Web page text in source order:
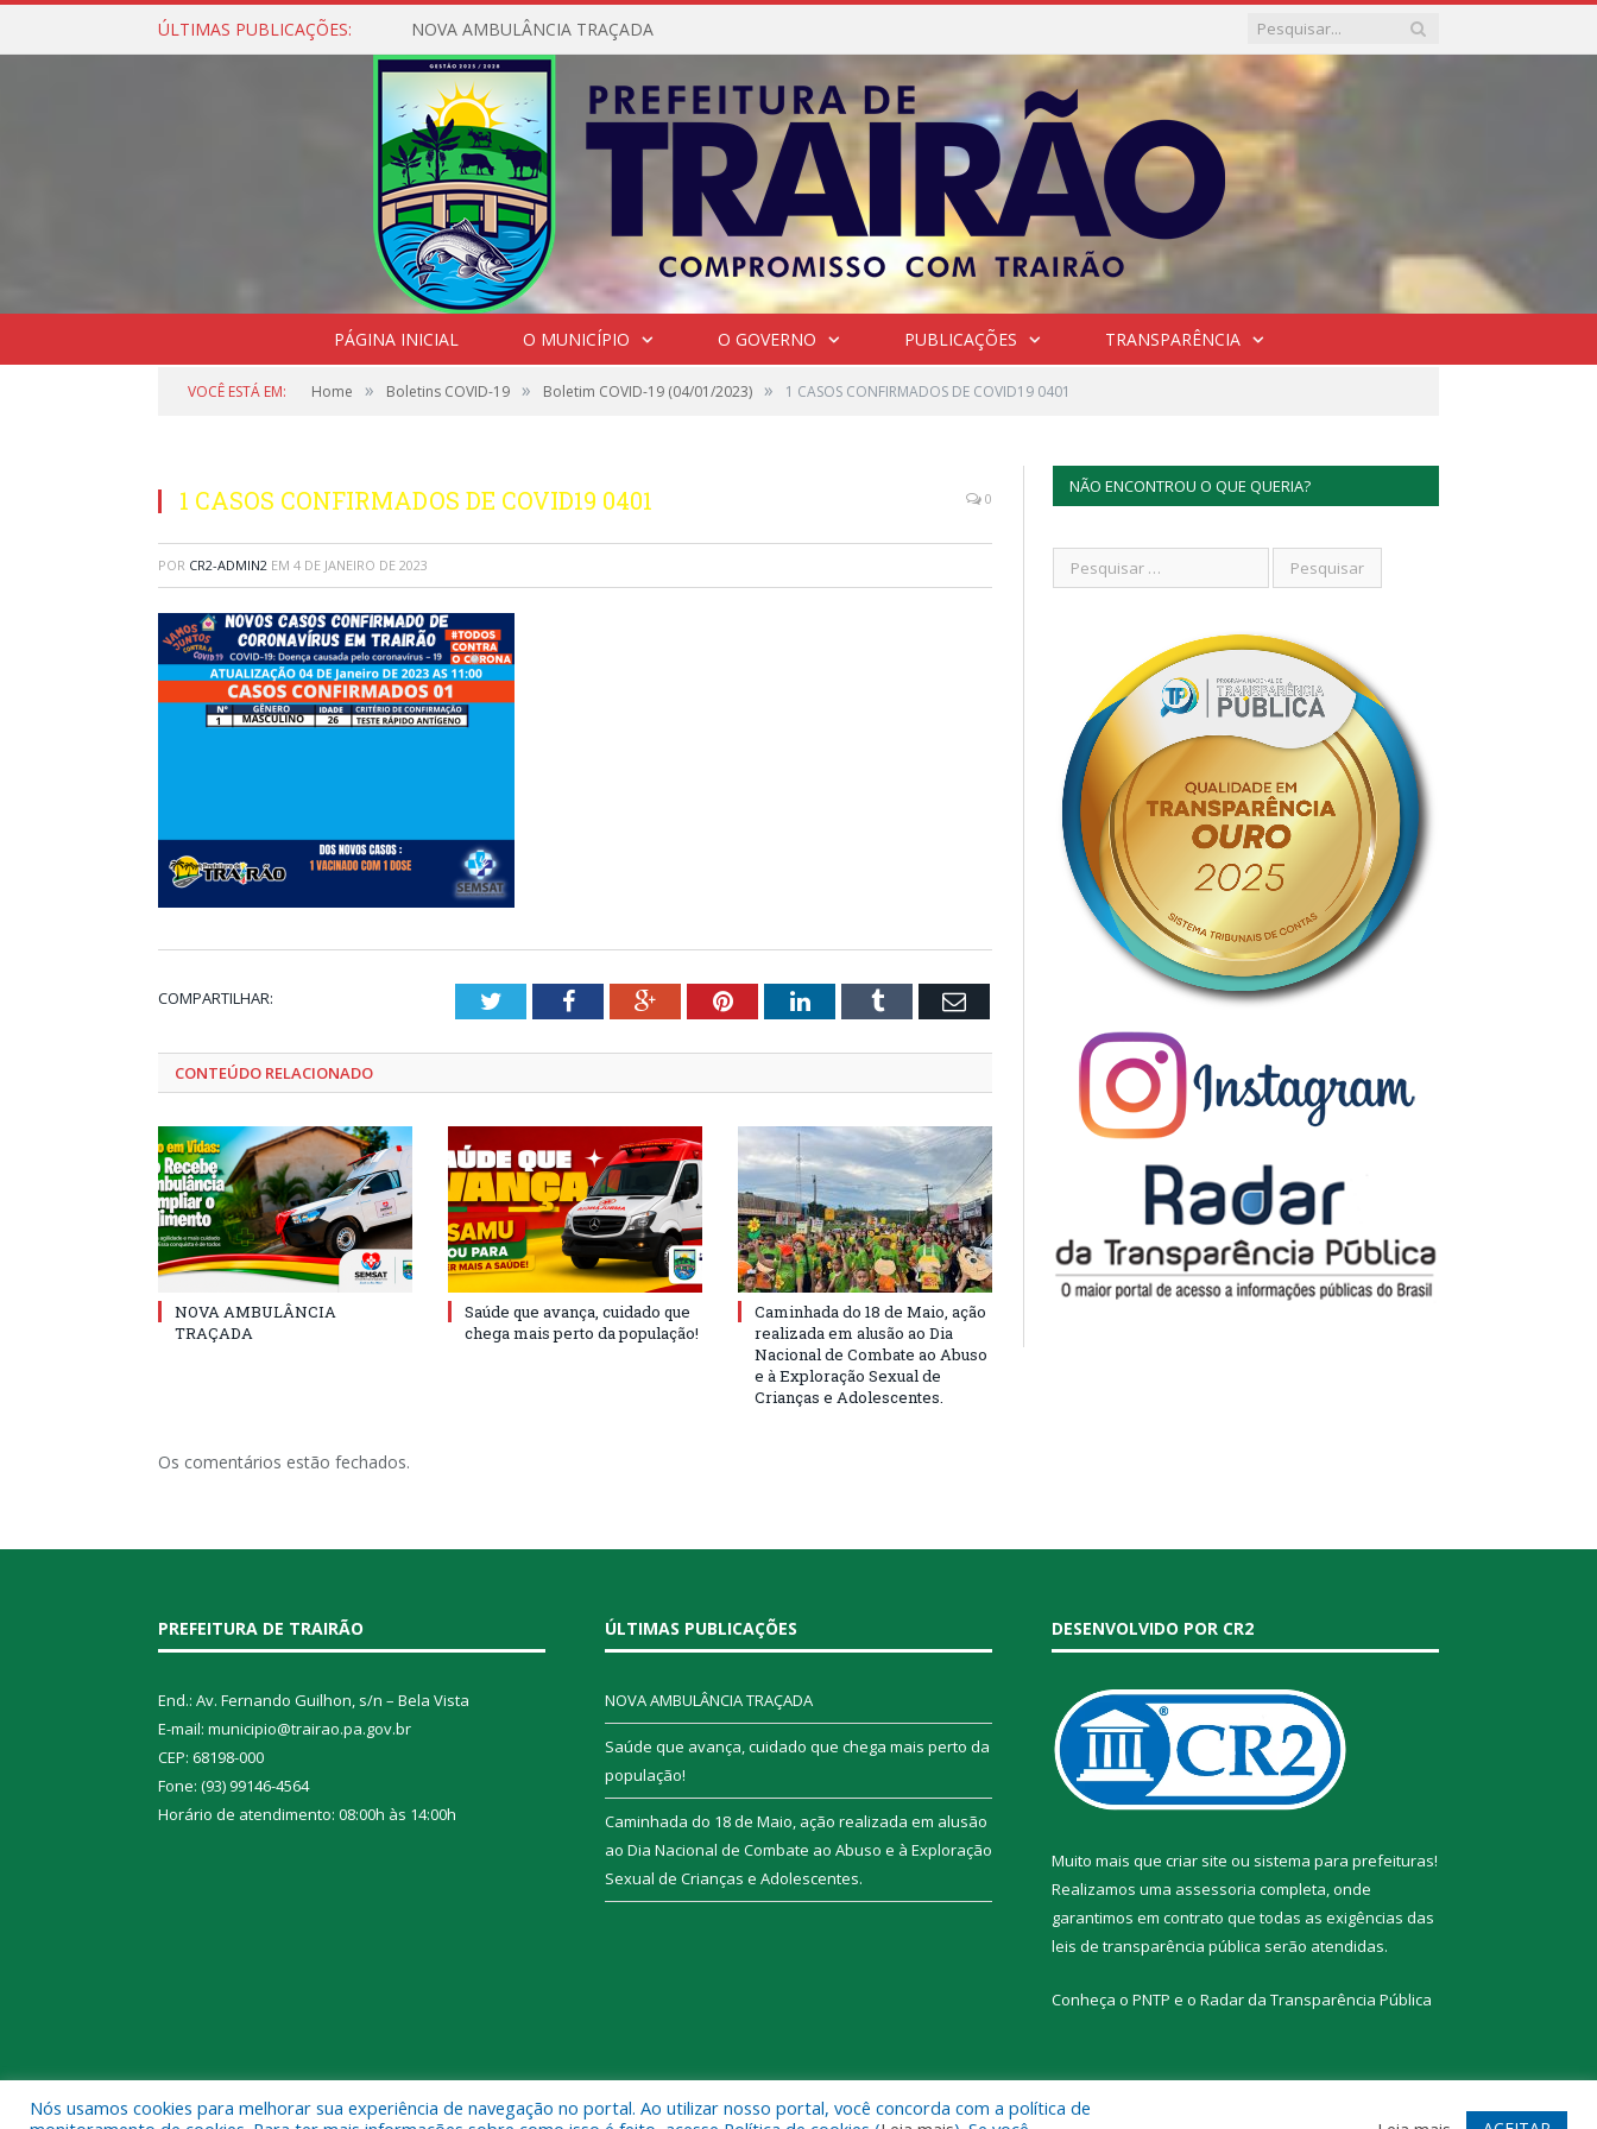
ÚLTIMAS PUBLICAÇÕES: NOVA AMBULÂNCIA TRAÇADA
PÁGINA INICIAL O MUNICÍPIO O GOVERNO PUBLICAÇÕES TRANSPARÊNCIA
VOCÊ ESTÁ EM: Home » Boletins COVID-19 » Boletim COVID-19 (04/01/2023) » 1 CASOS CONFIRMADOS DE COVID19 0401
1 CASOS CONFIRMADOS DE COVID19 0401 0
POR CR2-ADMIN2 EM 4 DE JANEIRO DE 2023
COMPARTILHAR: TwitterFacebookGoogle+PinterestLinkedInTumblr Email
CONTEÚDO RELACIONADO
NOVA AMBULÂNCIA
TRAÇADA
Saúde que avança, cuidado que
chega mais perto da população!
Caminhada do 18 de Maio, ação
realizada em alusão ao Dia
Nacional de Combate ao Abuso
e à Exploração Sexual de
Crianças e Adolescentes.
Os comentários estão fechados.
NÃO ENCONTROU O QUE QUERIA?
PREFEITURA DE TRAIRÃO
End.: Av. Fernando Guilhon, s/n – Bela Vista
E-mail: municipio@trairao.pa.gov.br
CEP: 68198-000
Fone: (93) 99146-4564
Horário de atendimento: 08:00h às 14:00h
ÚLTIMAS PUBLICAÇÕES
NOVA AMBULÂNCIA TRAÇADA
Saúde que avança, cuidado que chega mais perto da
população!
Caminhada do 18 de Maio, ação realizada em alusão
ao Dia Nacional de Combate ao Abuso e à Exploração
Sexual de Crianças e Adolescentes.
DESENVOLVIDO POR CR2
Muito mais que criar site ou sistema para prefeituras!
Realizamos uma assessoria completa, onde
garantimos em contrato que todas as exigências das
leis de transparência pública serão atendidas.
Conheça o PNTP e o Radar da Transparência Pública
Todos os direitos reservados a Prefeitura Municipal de Trairão. Mapa do Site Acessar Webmail
Nós usamos cookies para melhorar sua experiência de navegação no portal. Ao utilizar nosso portal, você concorda com a política de